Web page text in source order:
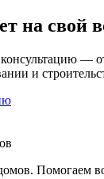
на свой
—
и
Помогаем